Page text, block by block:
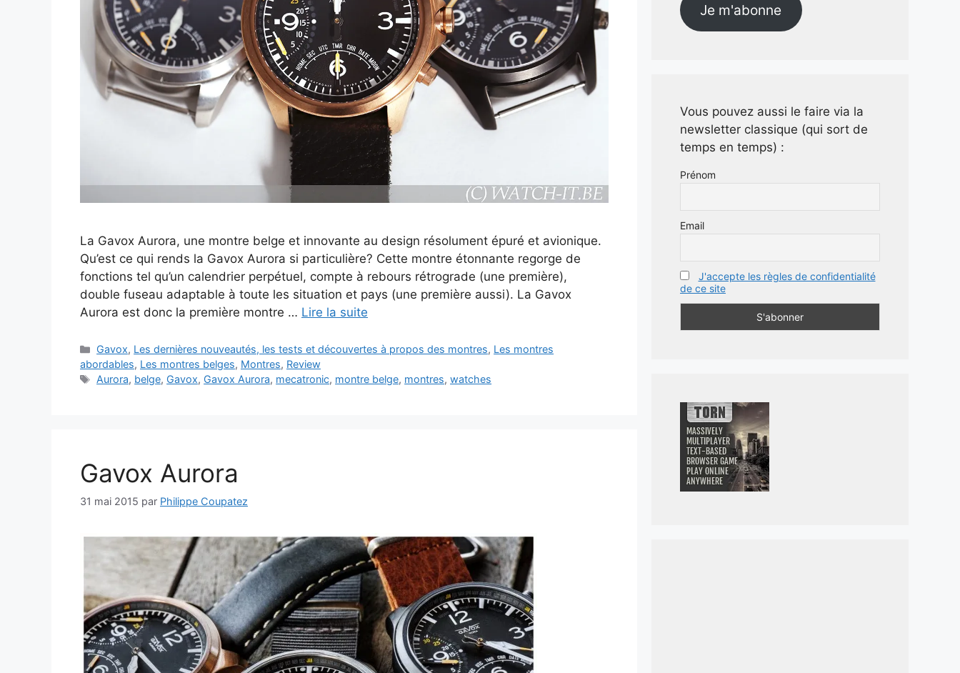
La Gavox Aurora, une montre belge et innovante au design résolument épuré et avionique.
Qu’est ce qui rends la Gavox Aurora si particulière? Cette montre étonnante regorge de
fonctions tel qu’un calendrier perpétuel, compte à rebours rétrograde (une première),
double fuseau adaptable à toute les situation et pays (une première aussi). La Gavox
Aurora est donc la première montre … Lire la suite
Catégories
Gavox, Les dernières nouveautés, les tests et découvertes à propos des montres, Les montres
abordables, Les montres belges, Montres, Review
Étiquettes
Aurora, belge, Gavox, Gavox Aurora, mecatronic, montre belge, montres,watches
Gavox Aurora
31 mai 2015 par Philippe Coupatez
Je m'abonne
Vous pouvez aussi le faire via la
newsletter classique (qui sort de
temps en temps) :
Prénom
Email
J'accepte les règles de confidentialité
de ce site